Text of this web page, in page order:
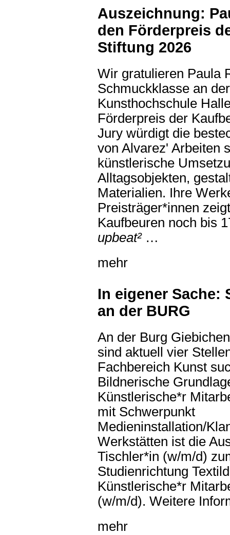
Auszeichnung:
den Förderpreis
Stiftung 2026
Wir gratulieren Paula
Schmuckklasse an
Kunsthochschule
Förderpreis der
Jury würdigt die
von Alvarez' Arbeiten
künstlerische
Alltagsobjekten,
Materialien. Ihre
Preisträger*innen
Kaufbeuren noch bis
upbeat²…
mehr
In eigener Sache:
an der BURG
An der Burg
sind aktuell vier
Fachbereich Kunst
Bildnerische
Künstlerische*r
mit Schwerpunkt
Medieninstallation/
Werkstätten ist die
Tischler*in (w/m/d)
Studienrichtung
Künstlerische*r
(w/m/d). Weitere
mehr